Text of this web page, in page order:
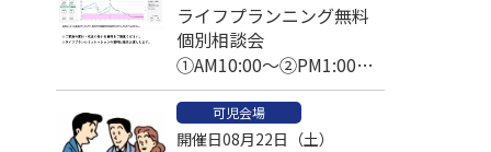
ライフプランニング無料
個別相談会
①AM10:00～②PM1:00～
③PM2:30～
可児会場
開催日08月22日（土）